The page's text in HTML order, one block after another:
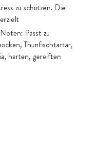
zu schützen. Die
Passt zu
Thunfischtartar,
harten, gereiften